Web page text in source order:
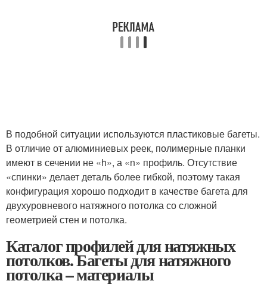
В подобной ситуации используются пластиковые багеты.
В отличие от алюминиевых реек, полимерные планки
имеют в сечении не «h», а «n» профиль. Отсутствие
«спинки» делает деталь более гибкой, поэтому такая
конфигурация хорошо подходит в качестве багета для
двухуровневого натяжного потолка со сложной
геометрией стен и потолка.
Каталог профилей для натяжных
потолков. Багеты для натяжного
потолка – материалы